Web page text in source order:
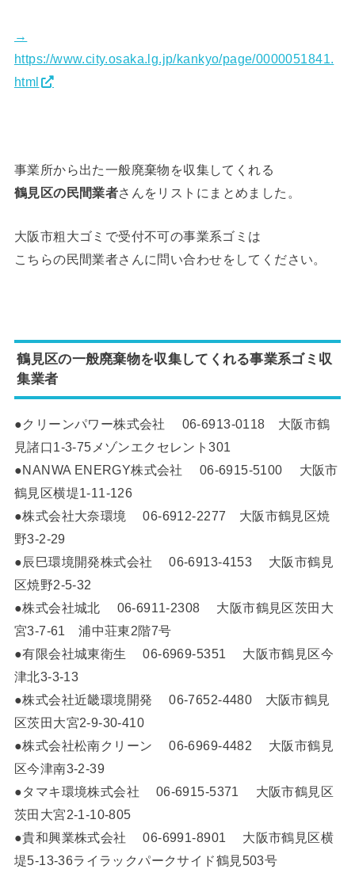
→
https://www.city.osaka.lg.jp/kankyo/page/0000051841.
html
事業所から出た一般廃棄物を収集してくれる
鶴見区の 民間業者さんをリストにまとめました。
大阪市粗大ゴミで受付不可の事業系ゴミは
こちらの民間業者さんに問い合わせをしてください。
鶴見区の一般廃棄物を収集してくれる事業系ゴミ収
集業者
●クリーンパワー株式会社 06-6913-0118 大阪市鶴
見諸口1-3-75メゾンエクセレント301
●NANWA ENERGY株式会社 06-6915-5100 大阪市
鶴見区横堤1-11-126
●株式会社大奈環境 06-6912-2277 大阪市鶴見区焼
野3-2-29
●辰巳環境開発株式会社 06-6913-4153 大阪市鶴見
区焼野2-5-32
●株式会社城北 06-6911-2308 大阪市鶴見区茨田大
宮3-7-61 浦中荘東2階7号
●有限会社城東衛生 06-6969-5351 大阪市鶴見区今
津北3-3-13
●株式会社近畿環境開発 06-7652-4480 大阪市鶴見
区茨田大宮2-9-30-410
●株式会社松南クリーン 06-6969-4482 大阪市鶴見
区今津南3-2-39
●タマキ環境株式会社 06-6915-5371 大阪市鶴見区
茨田大宮2-1-10-805
●貴和興業株式会社 06-6991-8901 大阪市鶴見区横
堤5-13-36ライラックパークサイド鶴見503号